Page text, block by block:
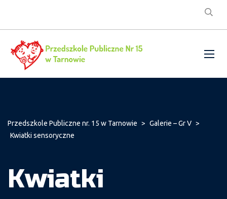
Przedszkole Publiczne nr. 15 w Tarnowie > Galerie – Gr V >
Kwiatki sensoryczne
Kwiatki